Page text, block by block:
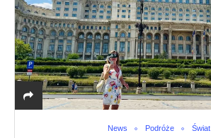
News Podróże Świat